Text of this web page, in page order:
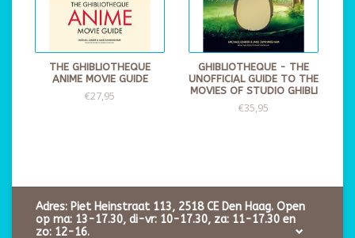
THE GHIBLIOTHEQUE
ANIME MOVIE GUIDE
€27,95
GHIBLIOTHEQUE - THE
UNOFFICIAL GUIDE TO THE
MOVIES OF STUDIO GHIBLI
€35,95
Adres: Piet Heinstraat 113, 2518 CE Den Haag. Open
op ma: 13-17.30, di-vr: 10-17.30, za: 11-17.30 en
zo: 12-16.